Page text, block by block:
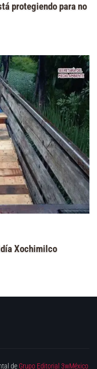
protegiendo para no
Xochimilco
de Grupo Editorial 3wMéxico